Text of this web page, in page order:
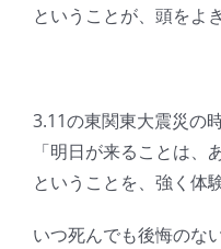
ということが、頭をよ
3.11の東関東大震災の時
「明日が来ることは、
ということを、強く体
いつ死んでも後悔のな